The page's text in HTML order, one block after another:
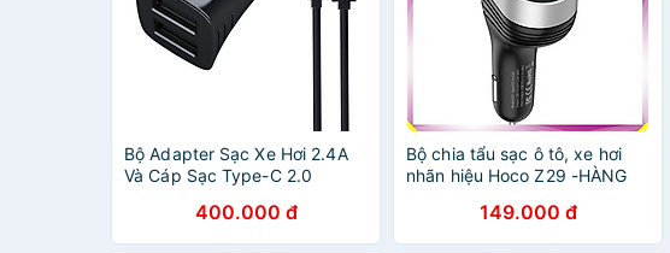
Bộ Adapter Sạc Xe Hơi 2.4A
Và Cáp Sạc Type-C 2.0
Chính Hãng400.000 đ
Bộ chia tẩu sạc ô tô, xe hơi
nhãn hiệu Hoco Z29 -HÀNG
149.000 đ